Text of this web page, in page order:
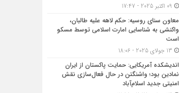
معاون سنای روسیه: حکم لاهه علیه طالبان،
واکنشی به شناسایی امارت اسلامی توسط مسکو
است
اندیشکده آمریکایی: حمایت پاکستان از ایران
نمادین بود؛ واشنگتن در حال فعال‌سازی نقش
امنیتی جدید اسلام‌آباد